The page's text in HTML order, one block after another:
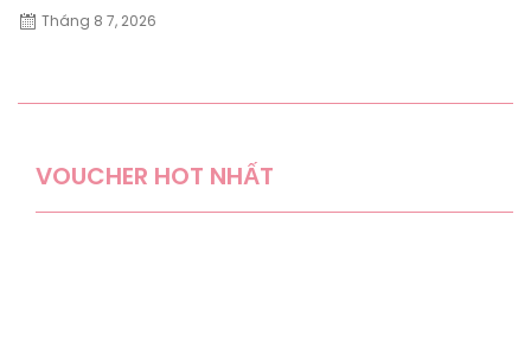
Tháng 8 7, 2026
VOUCHER HOT NHẤT